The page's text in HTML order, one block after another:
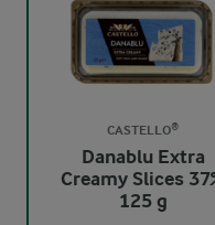
CASTELLO®
Danablu Extra
Creamy Slices
125 g